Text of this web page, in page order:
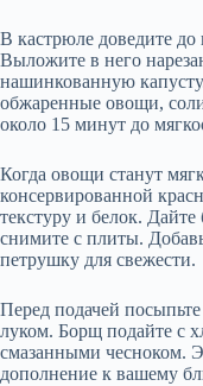
В кастрюле доведите до
Выложите в него
нашинкованную
обжаренные овощи,
около 15 минут до
Когда овощи станут
консервированной
текстуру и белок.
снимите с плиты.
петрушку для свежести.
Перед подачей
луком. Борщ подайте с
смазанными чесноком.
дополнение к вашему